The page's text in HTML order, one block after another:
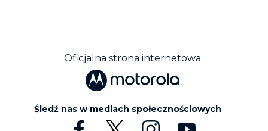
Oficjalna strona internetowa
Śledź nas w mediach społecznościowych